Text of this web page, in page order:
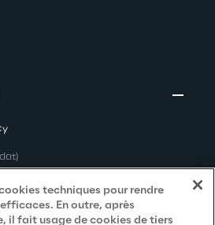
techniques pour rendre
En outre, après
il fait usage de cookies de tiers